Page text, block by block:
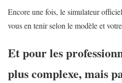
Encore une fois, le simulateur
vous en tenir selon le modèle et
Et pour les
plus complexe, mais